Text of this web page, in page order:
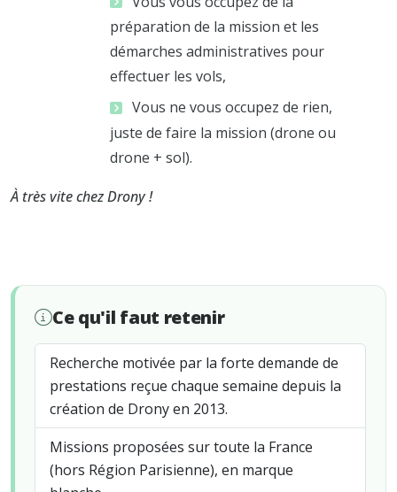
préparation de la mission et les
démarches administratives pour
effectuer les vols,
Vous ne vous occupez de rien,
juste de faire la mission (drone ou
drone + sol).
À très vite chez Drony !
Ce qu'il faut retenir
Recherche motivée par la forte demande de
prestations reçue chaque semaine depuis la
création de Drony en 2013.
Missions proposées sur toute la France
(hors Région Parisienne), en marque